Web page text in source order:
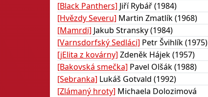
[Black Panthers] Jiří Rybář (1984)
[Hvězdy Severu] Martin Zmatlík (1968)
[Mamrdi] Jakub Stransky (1984)
[Varnsdorfský Sedláci] Petr Švihlík (1975)
[jElita z kovárny] Zdeněk Hájek (1957)
[Bakovská smečka] Pavel Olšák (1988)
[Sebranka] Lukáš Gotvald (1992)
[Zlámaný hroty] Michaela Dolozimová